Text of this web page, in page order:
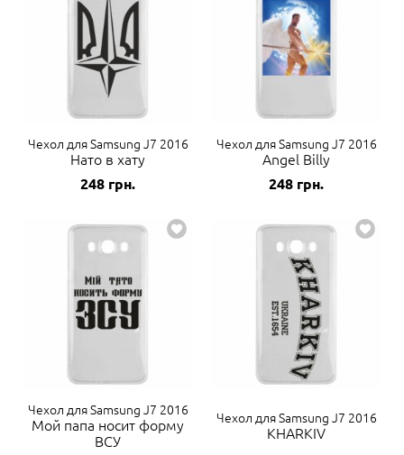
Чехол для Samsung J7 2016
Нато в хату
248 грн.
Чехол для Samsung J7 2016
Angel Billy
248 грн.
Чехол для Samsung J7 2016
Мой папа носит форму
ВСУ
Чехол для Samsung J7 2016
KHARKIV